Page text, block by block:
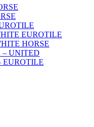
EUROTILE
HORSE
– UNITED
EUROTILE